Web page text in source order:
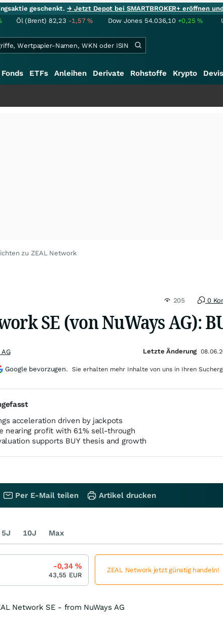
geschenkt.→ Jetzt Depot bei SMARTBROKER+ eröffnen
Öl (Brent) 82,23 -1,57% Dow Jones 54.036,10 +0,25%
Fonds ETFs Anleihen Derivate Rohstoffe Krypto
zu ZEAL Network
205 0
SE (von NuWays AG):
acceleration driven by jackpots
nearing profit with 61% sell-through
supports BUY thesis and growth
Network SE - from NuWays AG
Letzte Änderung
Google bevorzugen. Sie erhalten mehr Inhalte von uns in Ihren
Per E-Mail teilen Artikel drucken
5J 10J Max
-0,34%
43,55 EUR
ZEAL Network jetzt günstig handeln!